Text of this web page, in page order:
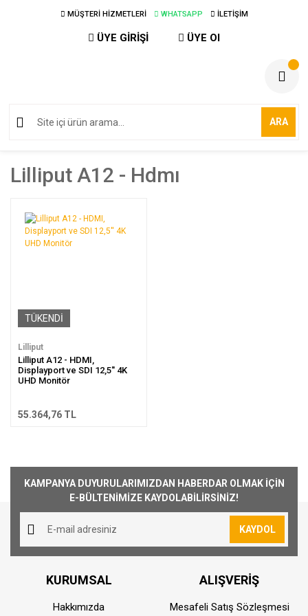
MÜŞTERİ HİZMETLERİ WHATSAPP İLETİŞİM
ÜYE GİRİŞİ ÜYE Ol
ARA
Lilliput A12 - Hdmı
TÜKENDİ
Lilliput
Lilliput A12 - HDMI,
Displayport ve SDI 12,5'' 4K
UHD Monitör
55.364,76 TL
KAMPANYA DUYURULARIMIZDAN HABERDAR OLMAK İÇİN
E-BÜLTENİMİZE KAYDOLABİLİRSİNİZ!
KAYDOL
KURUMSAL
Hakkımızda
ALIŞVERİŞ
Mesafeli Satış Sözleşmesi